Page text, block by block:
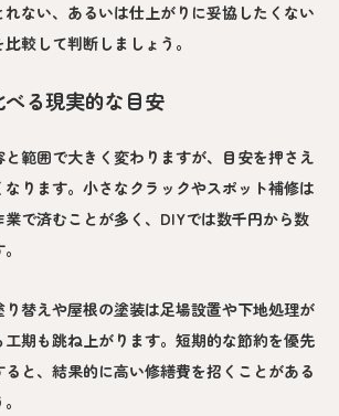
ない、あるいは仕上がりに妥協したくない
較して判断しましょう。
る現実的な目安
範囲で大きく変わりますが、目安を押さえ
ります。小さなクラックやスポット補修は
で済むことが多く、DIYでは数千円から数
替えや屋根の塗装は足場設置や下地処理が
期も跳ね上がります。短期的な節約を優先
ると、結果的に高い修繕費を招くことがある